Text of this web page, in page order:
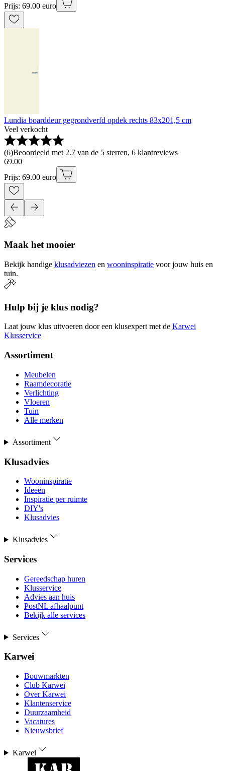
Prijs: 69.00 euro
Lundia boarddeur gegrondverfd opdek rechts 83x201,5 cm
Veel verkocht
(6)Beoordeeld met 2.7 van de 5 sterren, 6 klantreviews
69.00
Prijs: 69.00 euro
Maak het mooier
Bekijk handige klusadviezen en wooninspiratie voor jouw huis en
tuin.
Hulp bij je klus nodig?
Laat jouw klus uitvoeren door een klusexpert met de Karwei
Klusservice
Assortiment
Meubelen
Raamdecoratie
Verlichting
Vloeren
Tuin
Alle merken
Assortiment
Klusadvies
Wooninspiratie
Ideeën
Inspiratie per ruimte
DIY's
Klusadvies
Klusadvies
Services
Gereedschap huren
Klusservice
Advies aan huis
PostNL afhaalpunt
Bekijk alle services
Services
Karwei
Bouwmarkten
Club Karwei
Over Karwei
Klantenservice
Duurzaamheid
Vacatures
Nieuwsbrief
Karwei